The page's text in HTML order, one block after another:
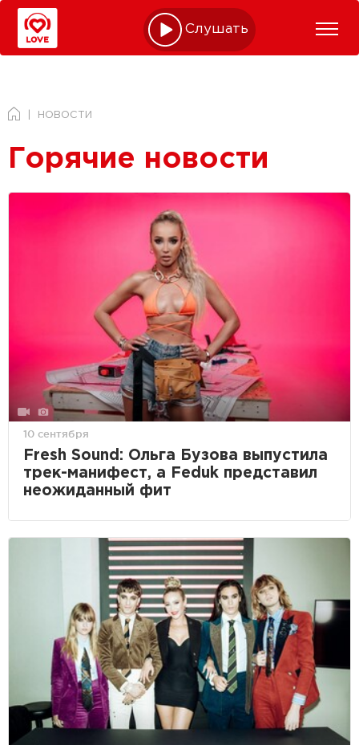
Слушать online
НОВОСТИ
Горячие новости
10 сентября
Fresh Sound: Ольга Бузова выпустила
трек-манифест, а Feduk представил
неожиданный фит